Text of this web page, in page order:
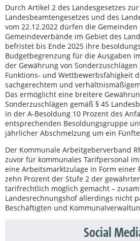
Durch Artikel 2 des Landesgesetzes
Landesbeamtengesetzes und des
vom 22.12.2022 dürfen die Gemeinden
Gemeindeverbände im Gebiet des
befristet bis Ende 2025 ihre
Budgetbegrenzung für die Ausgaben
der Gewährung von
Funktions- und Wettbewerbsfähigkeit
sachgerechtem und
Das ermöglicht eine breitere
Sonderzuschlägen gemäß § 45
in der A-Besoldung 10 Prozent des
entsprechenden Besoldungsgruppe
jährlicher Abschmelzung um ein
Der Kommunale Arbeitgeberverband
zuvor für kommunales Tarifpersonal
eine Arbeitsmarktzulage in Form einer
zehn Prozent der Stufe 2 der
tarifrechtlich möglich gemacht –
Landesrechnungshof allerdings nicht
Beschäftigten und
Social